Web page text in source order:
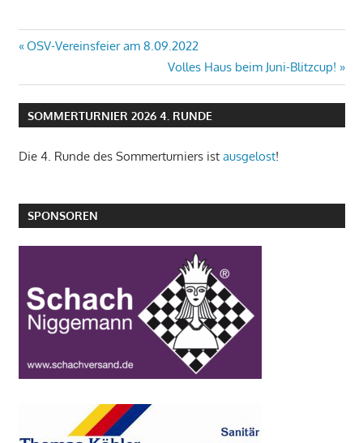
Beitragsnavigation
Vorheriger
OSV-Vereinsfeier am 8.09.2022
Nächster
Beitrag:
Volles Haus beim Juni-Blitzcup!
SOMMERTURNIER 2026 4. RUNDE
Die 4. Runde des Sommerturniers ist ausgelost!
SPONSOREN